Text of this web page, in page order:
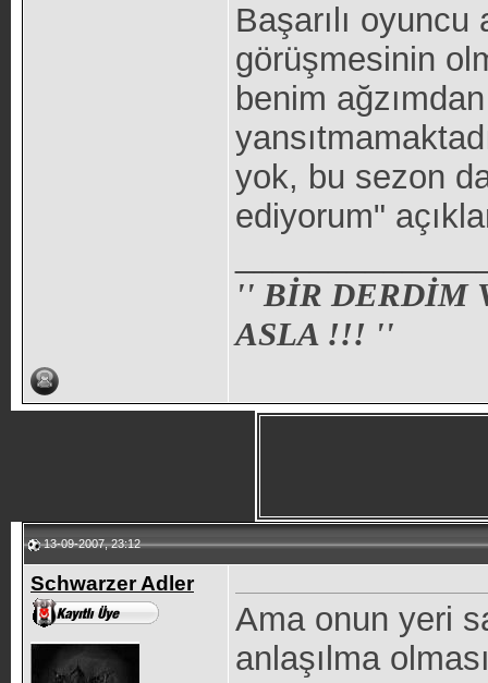
Başarılı
görüşmesinin
benim
yok, bu sezon
ediyorum"
'' BİR DERDİM
ASLA !!! ''
13-09-2007, 23:12
Schwarzer Adler
Ama onun yeri
anlaşılma